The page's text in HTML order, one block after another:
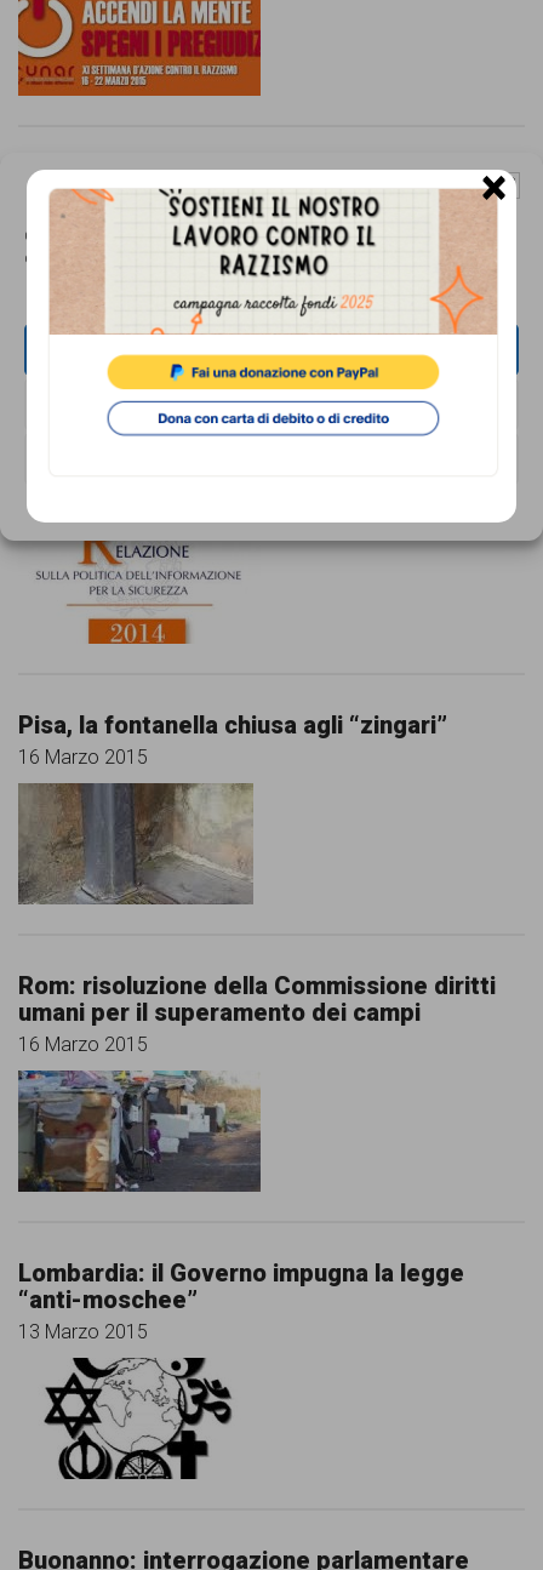
Gestisci Consenso Cookie
Questo sito fa uso di cookie, anche di terze parti, ma non utilizza alcun cookie
di profilazione.
ACCETTA
NEGA
Qui fa bene
18 Marzo 2015
Isis: Nessun piano organizzato sino ad oggi
Pisa, la fontanella chiusa agli “zingari”
16 Marzo 2015
Rom: risoluzione della Commissione diritti
umani per il superamento dei campi
16 Marzo 2015
Lombardia: il Governo impugna la legge
“anti-moschee”
13 Marzo 2015
Buonanno: interrogazione parlamentare
×